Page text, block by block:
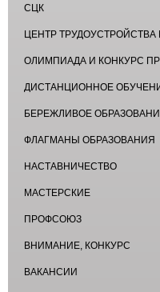
СЦК
ЦЕНТР
ОЛИМПИАДА И КОНКУРС
ДИСТАНЦИОННОЕ
БЕРЕЖЛИВОЕ
ФЛАГМАНЫ ОБРАЗОВАНИЯ
НАСТАВНИЧЕСТВО
МАСТЕРСКИЕ
ПРОФСОЮЗ
ВНИМАНИЕ, КОНКУРС
ВАКАНСИИ